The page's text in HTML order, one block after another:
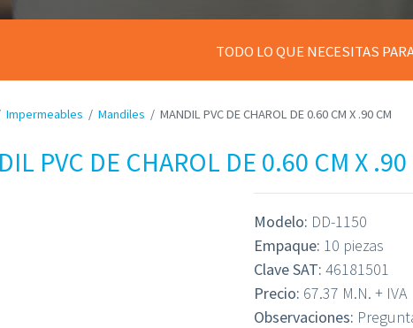
TODO LO QUE NECESITAS
Impermeables Mandiles MANDIL PVC DE CHAROL DE 0.60 CM X .90 CM
PVC DE CHAROL DE 0.60 CM X .90
Modelo: DD-1150
Empaque: 10 piezas
Clave SAT: 46181501
Precio: 67.37 M.N. + IVA
Observaciones: